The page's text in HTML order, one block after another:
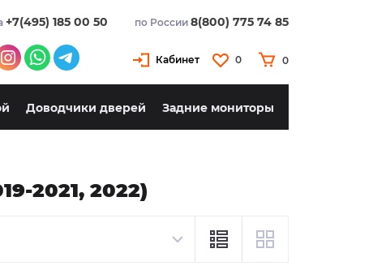
+7(495) 185 00 50 по России 8(800) 775 74 85
Кабинет 0 0
Доводчики дверей Задние мониторы
2021, 2022)